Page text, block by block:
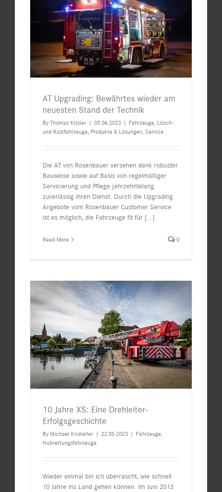
AT Upgrading: Bewährtes wieder am
neuesten Stand der Technik
By Thomas Kitzler | 05.06.2023 | Fahrzeuge, Lösch-
und Rüstfahrzeuge, Produkte & Lösungen, Service
Die AT von Rosenbauer versehen dank robuster
Bauweise sowie auf Basis von regelmäßiger
Servicierung und Pflege jahrzehntelang
zuverlässig ihren Dienst. Durch die Upgrading
Angebote vom Rosenbauer Customer Service
ist es möglich, die Fahrzeuge fit für [...]
Read More 0
10 Jahre XS: Eine Drehleiter-
Erfolgsgeschichte
By Michael Kristeller | 22.05.2023 | Fahrzeuge
Hubrettungsfahrzeuge
Wieder einmal bin ich überrascht, wie schnell
10 Jahre ins Land gehen können. Im Juni 2013